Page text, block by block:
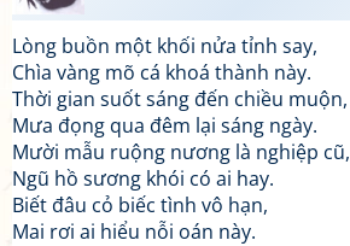
Lòng buồn một khối nửa tỉnh say,
Chìa vàng mõ cá khoá thành này.
Thời gian suốt sáng đến chiều muộn,
Mưa đọng qua đêm lại sáng ngày.
Mười mẫu ruộng nương là nghiệp cũ,
Ngũ hồ sương khói có ai hay.
Biết đâu cỏ biếc tình vô hạn,
Mai rơi ai hiểu nỗi oán này.